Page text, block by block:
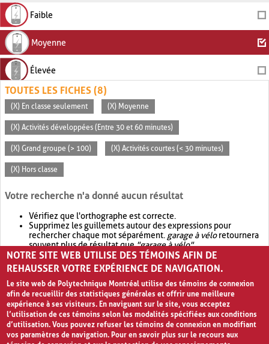
Faible
Moyenne
Élevée
TOUTES LES FICHES (8)
(X) En classe seulement (X) Moyenne
(X) Activités développées (Entre 30 et 60 minutes)
(X) Grand groupe (> 100) (X) Activités courtes (< 30 minutes)
(X) Hors classe
Votre recherche n'a donné aucun résultat
Vérifiez que l'orthographe est correcte.
Supprimez les guillemets autour des expressions pour
rechercher chaque mot séparément. garage à véloretournera
souvent plus de résultat que"garage à vélo".
Envisagez d'élargir votre recherche avec OR.garage OR vélo
retournera souvent plus de résultat quegarage à vélo
NOTRE SITE WEB UTILISE DES TÉMOINS AFIN DE
REHAUSSER VOTRE EXPÉRIENCE DE NAVIGATION.
Le site web de Polytechnique Montréal utilise des témoins de connexion
afin de recueillir des statistiques générales et offrir une meilleure
expérience à ses visiteurs. En naviguant sur le site, vous acceptez
l’utilisation de ces témoins selon les modalités spécifiées aux conditions
d’utilisation. Vous pouvez refuser les témoins de connexion en modifiant
vos paramètres de navigation. Pour en savoir plus sur le recours aux